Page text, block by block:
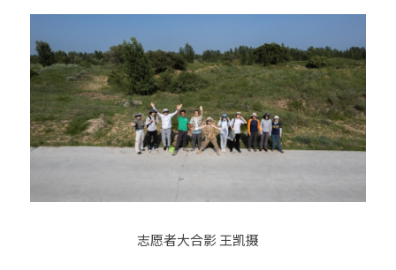
志愿者大合影 王凯摄